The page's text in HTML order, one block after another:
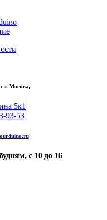
г. Москва,
5к1
93-53
с 10 до 16